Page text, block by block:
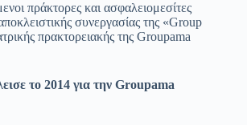
πράκτορες και ασφαλειομεσίτες
συνεργασίας της «Group
πρακτορειακής της Groupama
το 2014 για την Groupama